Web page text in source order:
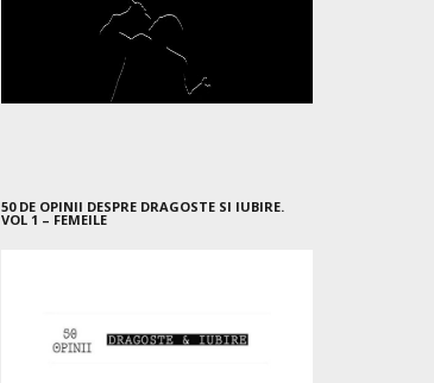
50 DE OPINII DESPRE DRAGOSTE SI IUBIRE.
VOL 1 – FEMEILE